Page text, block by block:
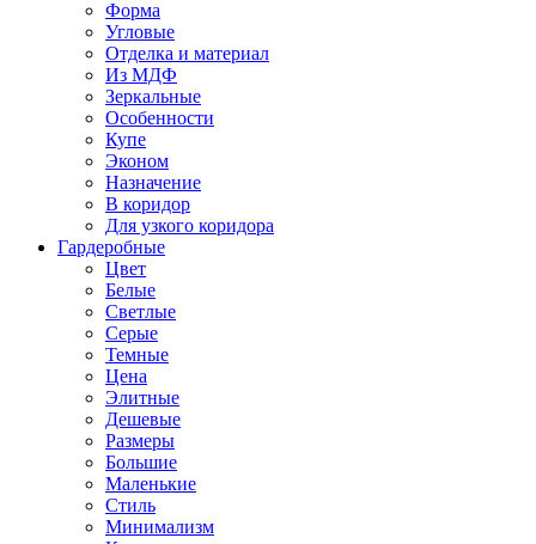
Форма
Угловые
Отделка и материал
Из МДФ
Зеркальные
Особенности
Купе
Эконом
Назначение
В коридор
Для узкого коридора
Гардеробные
Цвет
Белые
Светлые
Серые
Темные
Цена
Элитные
Дешевые
Размеры
Большие
Маленькие
Стиль
Минимализм